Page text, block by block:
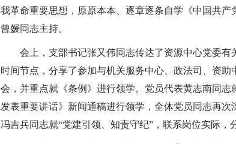
我革命重要思想，原原本本、逐章逐条自学《中国共
曾媛同志主持。
会上，支部书记张又伟同志传达了资源中心党委
时间节点，分享了参加与机关服务中心、政法司、资
会，并重点就《条例》进行领学。党员代表黄志南同
发表重要讲话》新闻通稿进行领学，全体党员同志再
冯吉兵同志就“党建引领、知责守纪”，联系岗位实际，